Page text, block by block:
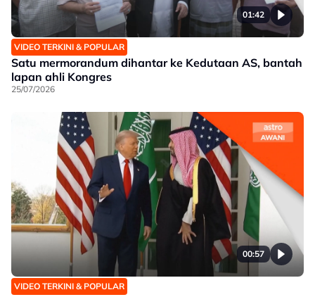
01:42
VIDEO TERKINI & POPULAR
Satu mermorandum dihantar ke Kedutaan AS, bantah
lapan ahli Kongres
25/07/2026
00:57
VIDEO TERKINI & POPULAR